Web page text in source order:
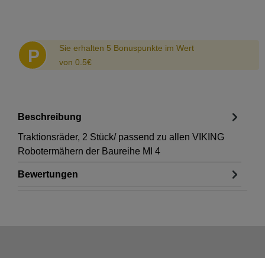
P
Sie erhalten 5 Bonuspunkte im Wert
von 0.5€
Beschreibung
Traktionsräder, 2 Stück/ passend zu allen VIKING
Robotermähern der Baureihe MI 4
Bewertungen